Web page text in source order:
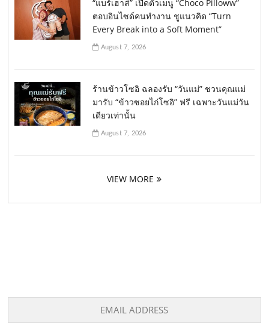
“แบร์เฮาส์” เปิดตัวเมนู “Choco Pilloww”
ตอบอินไซด์คนทำงาน ชูแนวคิด “Turn
Every Break into a Soft Moment”
August 7, 2026
ร้านข้าวโซอิ ฉลองรับ “วันแม่” ชวนคุณแม่
มารับ “ข้าวซอยไก่โซอิ” ฟรี เฉพาะวันแม่วัน
เดียวเท่านั้น
August 7, 2026
VIEW MORE